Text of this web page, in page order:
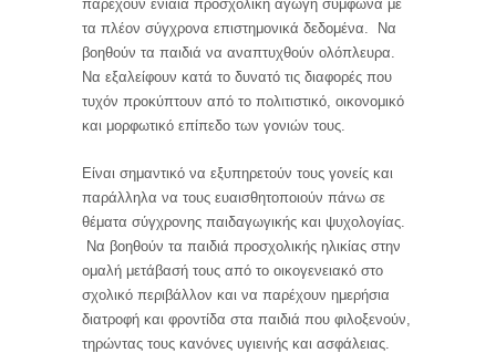
παρέχουν ενιαία προσχολική αγωγή σύμφωνα με
τα πλέον σύγχρονα επιστημονικά δεδομένα. Να
βοηθούν τα παιδιά να αναπτυχθούν ολόπλευρα.
Να εξαλείφουν κατά το δυνατό τις διαφορές που
τυχόν προκύπτουν από το πολιτιστικό, οικονομικό
και μορφωτικό επίπεδο των γονιών τους.
Είναι σημαντικό να εξυπηρετούν τους γονείς και
παράλληλα να τους ευαισθητοποιούν πάνω σε
θέματα σύγχρονης παιδαγωγικής και ψυχολογίας.
Να βοηθούν τα παιδιά προσχολικής ηλικίας στην
ομαλή μετάβασή τους από το οικογενειακό στο
σχολικό περιβάλλον και να παρέχουν ημερήσια
διατροφή και φροντίδα στα παιδιά που φιλοξενούν,
τηρώντας τους κανόνες υγιεινής και ασφάλειας.